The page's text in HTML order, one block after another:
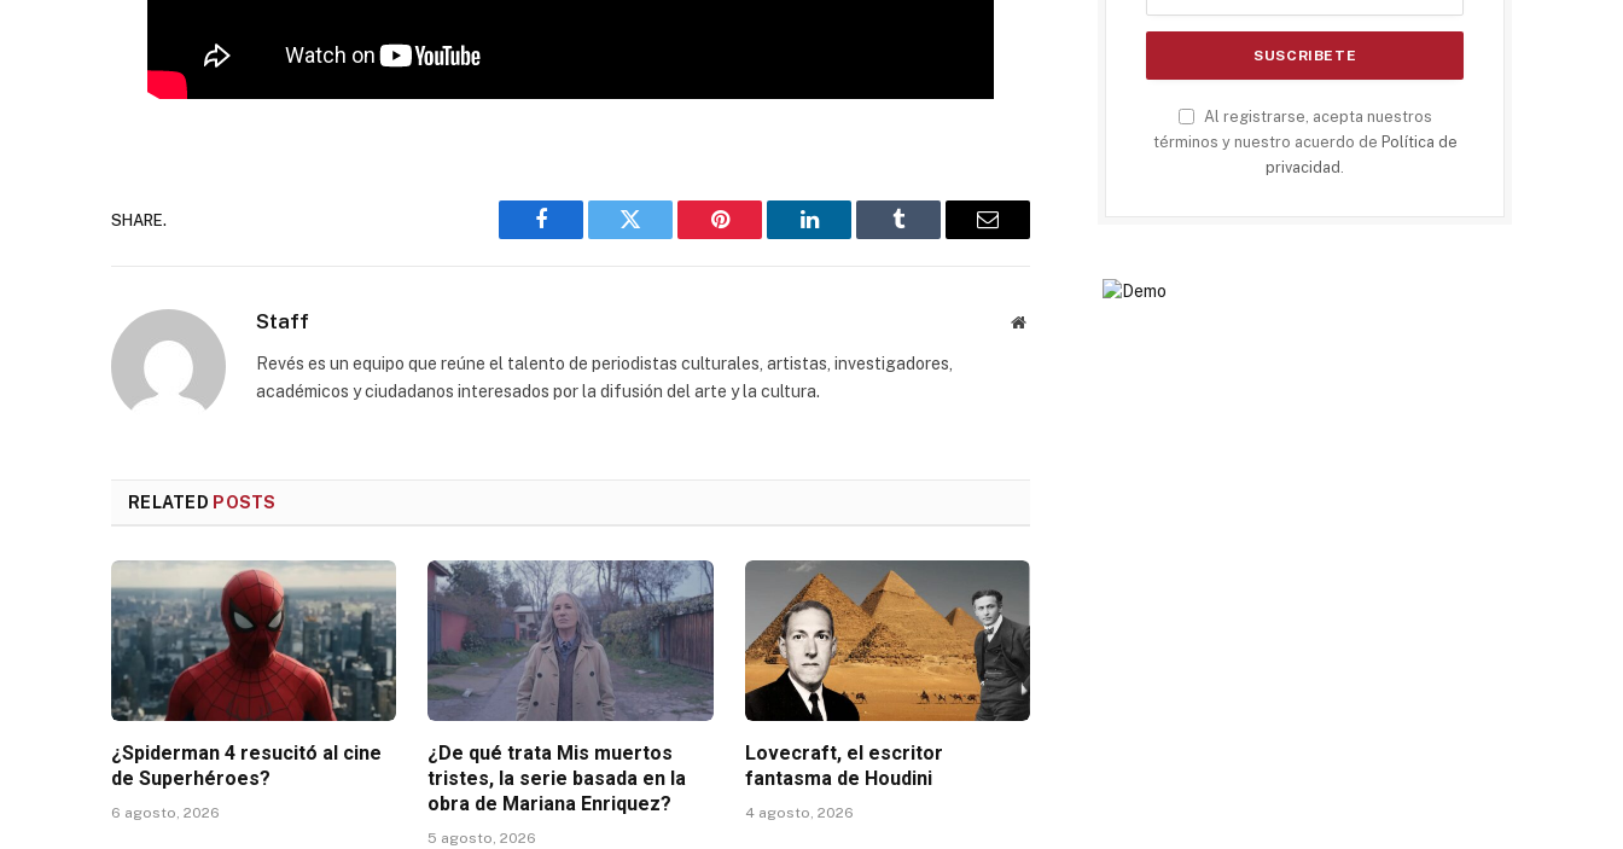
SHARE.
Facebook Twitter Pinterest LinkedIn Tumblr Email
Staff Website
Revés es un equipo que reúne el talento de periodistas culturales, artistas, investigadores,
académicos y ciudadanos interesados por la difusión del arte y la cultura.
RELATED POSTS
¿Spiderman 4 resucitó al cine
de Superhéroes?
6 agosto, 2026
¿De qué trata Mis muertos
tristes, la serie basada en la
obra de Mariana Enriquez?
5 agosto, 2026
Lovecraft, el escritor
fantasma de Houdini
4 agosto, 2026
Al registrarse, acepta nuestros
términos y nuestro acuerdo de Política de
privacidad